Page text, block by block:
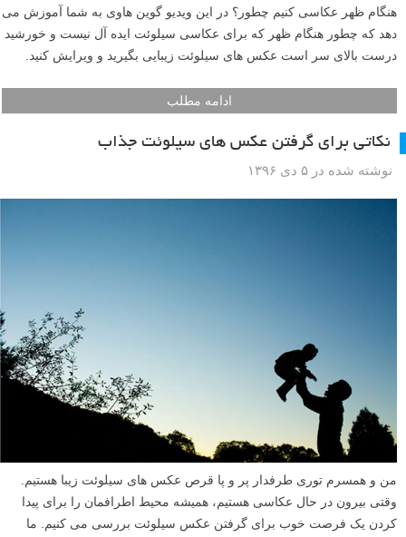
هنگام ظهر عکاسی کنیم چطور؟ در این ویدیو گوین هاوی به شما آموزش می
دهد که چطور هنگام ظهر که برای عکاسی سیلوئت ایده آل نیست و خورشید
درست بالای سر است عکس های سیلوئت زیبایی بگیرید و ویرایش کنید.
ادامه مطلب
نکاتی برای گرفتن عکس های سیلوئت جذاب
نوشته شده در ۵ دی ۱۳۹۶
من و همسرم توری طرفدار پر و پا قرص عکس های سیلوئت زیبا هستیم.
وقتی بیرون در حال عکاسی هستیم، همیشه محیط اطرافمان را برای پیدا
کردن یک فرصت خوب برای گرفتن عکس سیلوئت بررسی می کنیم. ما